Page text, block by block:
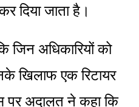
दिया जाता है।
जिन अधिकारियों को
खिलाफ एक रिटायर
अदालत ने कहा कि